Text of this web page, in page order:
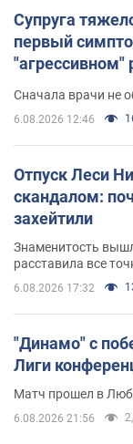
Супруга
первый
"агрессивном"
Сначала врачи не
6.08.2026 12:46
Отпуск Леси
скандалом:
захейтили
Знаменитость
расставила все
6.08.2026 17:32
"Динамо" с
Лиги
Матч прошел в
6.08.2026 21:56